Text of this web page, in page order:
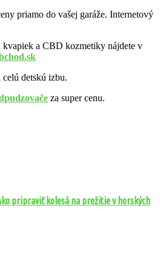
priamo do vašej garáže. Internetový
a CBD kozmetiky nájdete v
celú detskú izbu.
za super cenu.
pripraviť kolesá na prežitie v horských